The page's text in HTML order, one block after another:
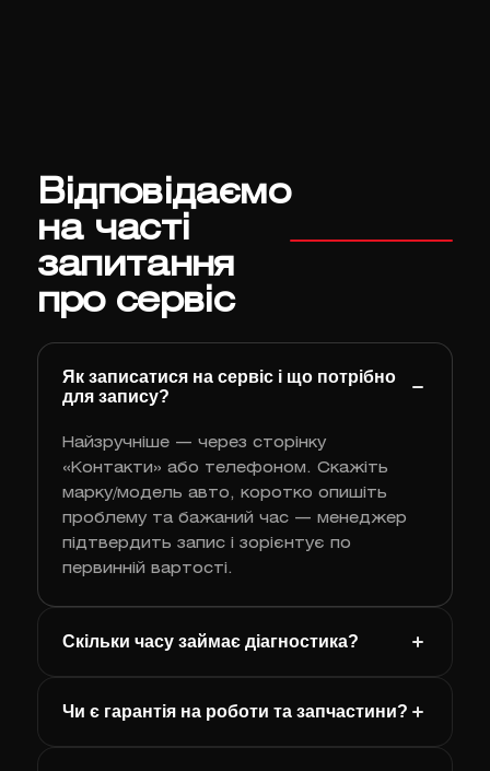
Відповідаємо
на часті
запитання
про сервіс
Як записатися на сервіс і що потрібно
для запису?
Найзручніше — через сторінку
«Контакти» або телефоном. Скажіть
марку/модель авто, коротко опишіть
проблему та бажаний час — менеджер
підтвердить запис і зорієнтує по
первинній вартості.
Скільки часу займає діагностика?
Чи є гарантія на роботи та запчастини?